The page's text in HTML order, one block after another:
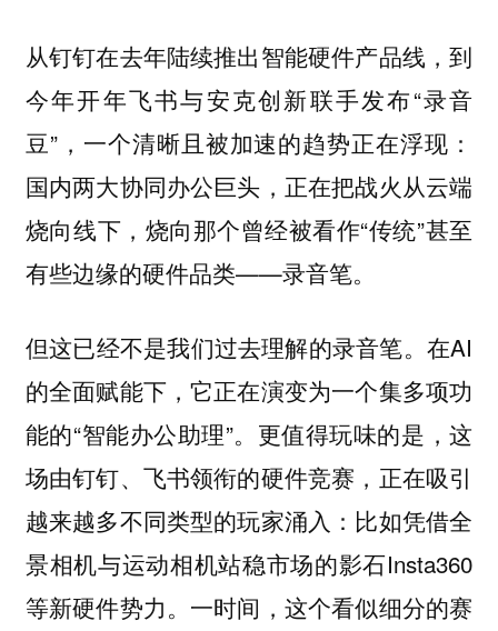
从钉钉在去年陆续推出智能硬件产品线，到
今年开年飞书与安克创新联手发布“录音
豆”，一个清晰且被加速的趋势正在浮现：
国内两大协同办公巨头，正在把战火从云端
烧向线下，烧向那个曾经被看作“传统”甚至
有些边缘的硬件品类——录音笔。
但这已经不是我们过去理解的录音笔。在AI
的全面赋能下，它正在演变为一个集多项功
能的“智能办公助理”。更值得玩味的是，这
场由钉钉、飞书领衔的硬件竞赛，正在吸引
越来越多不同类型的玩家涌入：比如凭借全
景相机与运动相机站稳市场的影石Insta360
等新硬件势力。一时间，这个看似细分的赛